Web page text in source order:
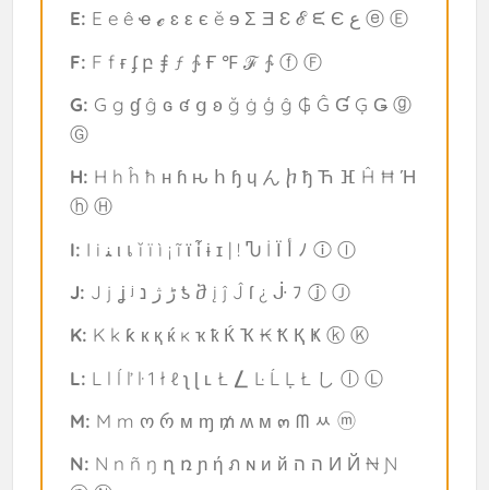
E:
E e ê ҽ ℯ ɛ ε є ĕ ɘ Σ Ǝ Ɛ ℰ ᙓ Є ع ⓔ Ⓔ
F: F f ғ ʄ բ ⨎ ƒ ∱ Ғ ℉ ℱ ∱ ⓕ Ⓕ
G: G g ɠ ĝ ɢ ʛ ց ʚ ğ ġ ģ ĝ ₲ Ĝ Ɠ Ģ Ǥ ⓖ
Ⓖ
H: H h ĥ ħ н ɦ ԋ հ ɧ ɥ ん ⴙ ђ Ћ ⴼ Ĥ Ħ Ή
ⓗ Ⓗ
I:
I i ﻨ ι เ ĭ ï ì ¡ ĩ ϊ ἶ ɨ ɪ | ! Ⴠ İ Ϊ أ ﾉ ⓘ Ⓘ
J:
J j ʝ ʲ ڑ ژ נ ƾ ⴋ į ĵ Ĵ ſ ¿ ᒛ ﾌ ⓙ Ⓙ
K: K k ƙ к қ ќ ĸ ҡ ҟ Ќ Ҡ ₭ Ҟ Қ Ҝ ⓚ Ⓚ
L: L l ĺ ľ ŀ 1 ł ℓ ʅ ɭ ʟ Ł ⎳ Ŀ Ĺ Ļ Ł し ⓛ Ⓛ
M: M m ო რ м ɱ ₥ ʍ м ๓ ᗰ ﾶ ⓜ
N: N n ñ ŋ ղ ռ ɲ ή ภ ɴ и й ה ה И Й ₦ Ɲ